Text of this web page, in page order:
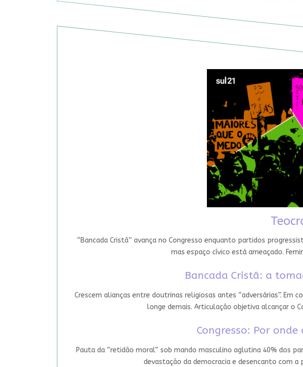
“Bancada Cristã” avança no Congresso enquanto partidos
mas espaço cívico está ameaçado.
Bancada Cristã: a
Crescem alianças entre doutrinas religiosas antes “adversárias”.
longe demais. Articulação objetiva alcançar o
Congresso: Por
Pauta da “retidão moral” sob mando masculino aglutina 40% dos
devastação da democracia e desencanto com